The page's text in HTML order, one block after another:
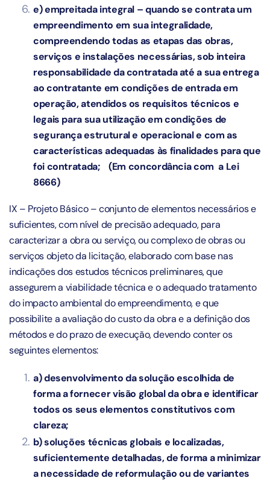
e) empreitada integral – quando se contrata um
empreendimento em sua integralidade,
compreendendo todas as etapas das obras,
serviços e instalações necessárias, sob inteira
responsabilidade da contratada até a sua entrega
ao contratante em condições de entrada em
operação, atendidos os requisitos técnicos e
legais para sua utilização em condições de
segurança estrutural e operacional e com as
características adequadas às finalidades para que
foi contratada; (Em concordância com a Lei
8666)
IX – Projeto Básico – conjunto de elementos necessários e
suficientes, com nível de precisão adequado, para
caracterizar a obra ou serviço, ou complexo de obras ou
serviços objeto da licitação, elaborado com base nas
indicações dos estudos técnicos preliminares, que
assegurem a viabilidade técnica e o adequado tratamento
do impacto ambiental do empreendimento, e que
possibilite a avaliação do custo da obra e a definição dos
métodos e do prazo de execução, devendo conter os
seguintes elementos:
a) desenvolvimento da solução escolhida de
forma a fornecer visão global da obra e identificar
todos os seus elementos constitutivos com
clareza;
b) soluções técnicas globais e localizadas,
suficientemente detalhadas, de forma a minimizar
a necessidade de reformulação ou de variantes